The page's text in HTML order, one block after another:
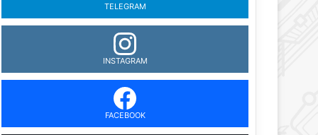
TELEGRAM
INSTAGRAM
FACEBOOK